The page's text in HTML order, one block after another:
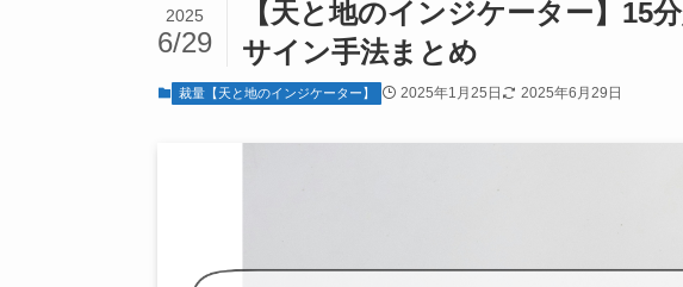
【天と地のインジケーター】15
サイン手法まとめ
2025
6/29
裁量【天と地のインジケーター】 2025年1月25日 2025年6月29日